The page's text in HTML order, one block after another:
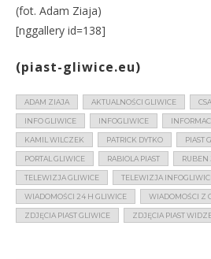
(fot. Adam Ziaja)
[nggallery id=138]
(piast-gliwice.eu)
ADAM ZIAJA AKTUALNOŚCI GLIWICE
INFO GLIWICE INFOGLIWICE
KAMIL WILCZEK PATRICK DYTKO PIAST
PORTAL GLIWICE RABIOLA PIAST RUBEN
TELEWIZJA GLIWICE TELEWIZJA
WIADOMOŚCI 24 H GLIWICE WIADOMOŚCI Z
ZDJĘCIA PIAST GLIWICE ZDJĘCIA PIAST